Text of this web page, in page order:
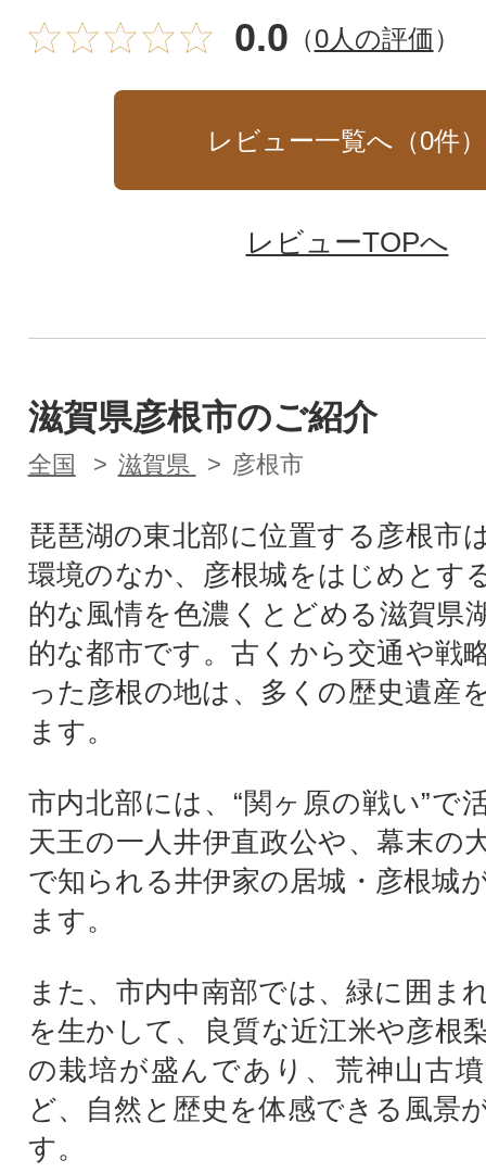
0.0 （0人の評価）
レビュー一覧へ（0件）
レビューTOPへ
滋賀県彦根市のご紹介
全国 滋賀県 彦根市
琵琶湖の東北部に位置する彦根市
環境のなか、彦根城をはじめとす
的な風情を色濃くとどめる滋賀県
的な都市です。古くから交通や戦
った彦根の地は、多くの歴史遺産
ます。
市内北部には、“関ヶ原の戦い”で
天王の一人井伊直政公や、幕末の
で知られる井伊家の居城・彦根城
ます。
また、市内中南部では、緑に囲ま
を生かして、良質な近江米や彦根
の栽培が盛んであり、荒神山古
ど、自然と歴史を体感できる風景
す。